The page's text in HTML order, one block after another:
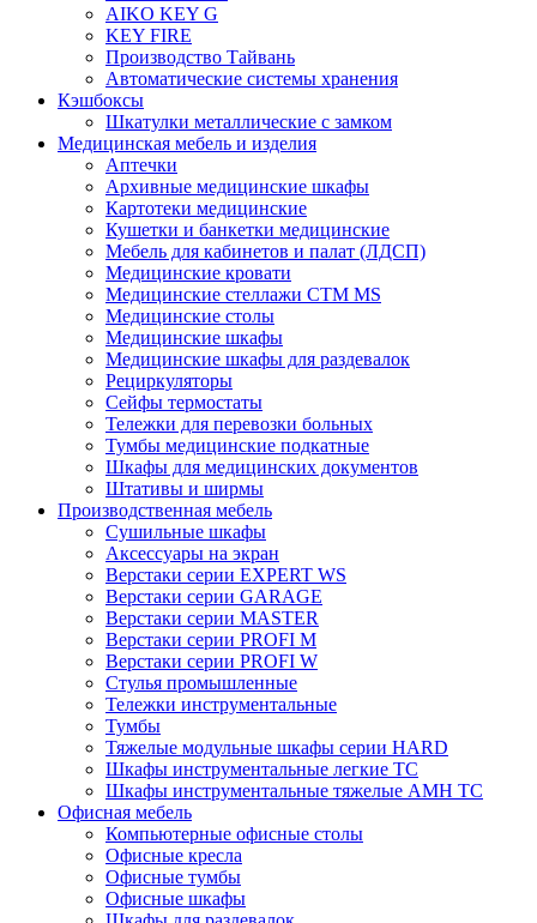
AIKO KEY G
KEY FIRE
Производство Тайвань
Автоматические системы хранения
Кэшбоксы
Шкатулки металлические с замком
Медицинская мебель и изделия
Аптечки
Архивные медицинские шкафы
Картотеки медицинские
Кушетки и банкетки медицинские
Мебель для кабинетов и палат (ЛДСП)
Медицинские кровати
Медицинские стеллажи CTM MS
Медицинские столы
Медицинские шкафы
Медицинские шкафы для раздевалок
Рециркуляторы
Сейфы термостаты
Тележки для перевозки больных
Тумбы медицинские подкатные
Шкафы для медицинских документов
Штативы и ширмы
Производственная мебель
Cушильные шкафы
Аксессуары на экран
Верстаки серии EXPERT WS
Верстаки серии GARAGE
Верстаки серии MASTER
Верстаки серии PROFI M
Верстаки серии PROFI W
Стулья промышленные
Тележки инструментальные
Тумбы
Тяжелые модульные шкафы серии HARD
Шкафы инструментальные легкие ТС
Шкафы инструментальные тяжелые AMH TC
Офисная мебель
Компьютерные офисные столы
Офисные кресла
Офисные тумбы
Офисные шкафы